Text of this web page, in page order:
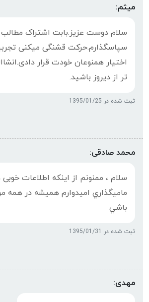
میثم:
سلام دوست عزیز.بابت اشتراک مطالب
سپاسگذارم.حرکت قشنگی میکنی
اختیار همنوعان خودت قرار
تر از دیروز باشید.
ثبت شده در 1395/01/25
محمد صادقی:
سلام ، ممنونم از اینکه اطلاعات خوبی
ماميگذاري امیدوارم همیشه در همه
باشي
ثبت شده در 1395/01/31
مهدی: